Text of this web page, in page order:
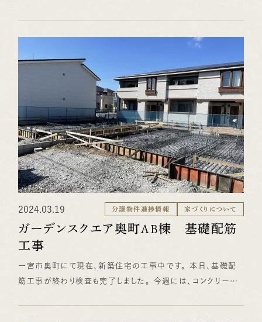
取り込むことができます。 四季を楽しむことができます！！！
また、突然の雨での洗濯物は大丈夫！ 水廻りの動線が最短！
家事が楽々！ 『共働きのご夫婦』、サポートプランです！！！
7/13、7/14の2日間、完成見学会を行います。 近日中にイベン
ト情報でご案内します。 近くにお越しの際は、お立ち寄りくださ
い。
2024.03.19 分譲物件進捗情報 家づくりについて
ガーデンスクエア奥町AB棟 基礎配筋
工事
一宮市奥町にて現在、新築住宅の工事中です。 本日、基礎配
筋工事が終わり検査も完了しました。 今週には、コンクリート